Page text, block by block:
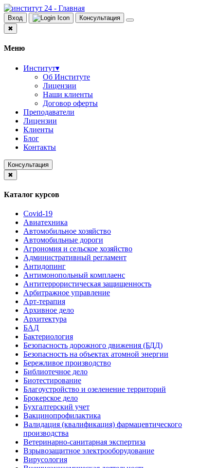
Вход
Консультация
✖
Меню
Институт▾
Об Институте
Лицензии
Наши клиенты
Договор оферты
Преподаватели
Лицензии
Клиенты
Блог
Контакты
Консультация
✖
Каталог курсов
Covid-19
Авиатехника
Автомобильное хозяйство
Автомобильные дороги
Агрономия и сельское хозяйство
Административный регламент
Антидопинг
Антимонопольный комплаенс
Антитеррористическая защищенность
Арбитражное управление
Арт-терапия
Архивное дело
Архитектура
БАД
Бактериология
Безопасность дорожного движения (БДД)
Безопасность на объектах атомной энергии
Бережливое производство
Библиотечное дело
Биотестирование
Благоустройство и озеленение территорий
Брокерское дело
Бухгалтерский учет
Вакцинопрофилактика
Валидация (квалификация) фармацевтического
производства
Ветеринарно-санитарная экспертиза
Взрывозащитное электрооборудование
Вирусология